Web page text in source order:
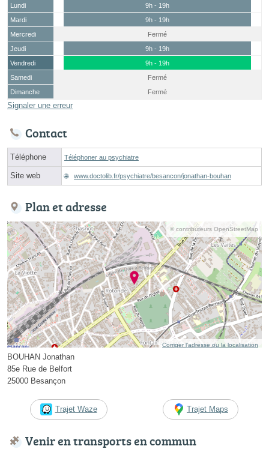
Lundi
9h - 19h
Mardi
9h - 19h
Mercredi
Fermé
Jeudi
9h - 19h
Vendredi
9h - 19h
Samedi
Fermé
Dimanche
Fermé
Signaler une erreur
Contact
Téléphone Téléphoner au psychiatre
Site web www.doctolib.fr/psychiatre/besancon/jonathan-bouhan
Plan et adresse
© contributeurs OpenStreetMap
Corriger l’adresse ou la localisation
BOUHAN Jonathan
85e Rue de Belfort
25000 Besançon
Trajet Waze Trajet Maps
Venir en transports en commun